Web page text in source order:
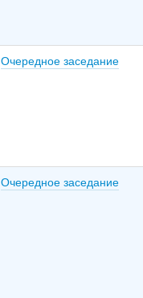
Очередное заседание
Очередное заседание